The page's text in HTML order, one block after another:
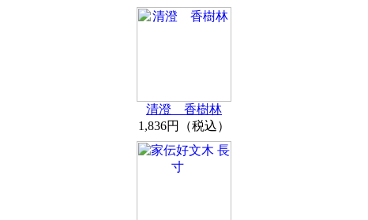
清澄 香樹林
1,836円（税込）